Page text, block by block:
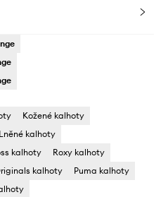
Kožené kalhoty
Lněné kalhoty
kalhoty
Roxy kalhoty
kalhoty
Puma kalhoty